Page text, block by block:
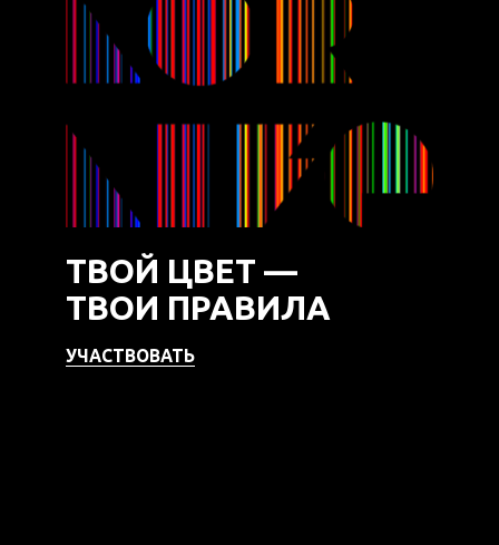
ТВОЙ ЦВЕТ —
ТВОИ ПРАВИЛА
УЧАСТВОВАТЬ